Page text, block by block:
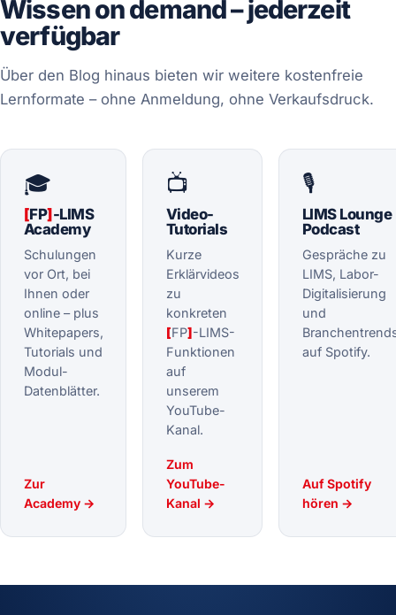
Wissen on demand – jederzeit
verfügbar
Über den Blog hinaus bieten wir weitere kostenfreie
Lernformate – ohne Anmeldung, ohne Verkaufsdruck.
🎓
[FP]-LIMS
Academy
Schulungen
vor Ort, bei
Ihnen oder
online – plus
Whitepapers,
Tutorials und
Modul-
Datenblätter.
Zur
Academy →
📺
Video-
Tutorials
Kurze
Erklärvideos
zu
konkreten
[FP]-LIMS-
Funktionen
auf
unserem
YouTube-
Kanal.
Zum
YouTube-
Kanal →
🎙️
LIMS Lounge
Podcast
Gespräche zu
LIMS, Labor-
Digitalisierung
und
auf Spotify.
Auf Spotify
hören →